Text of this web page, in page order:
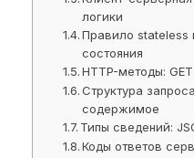
логики
Правило stateless
состояния
HTTP-методы:
Структура
содержимое
Типы сведений:
Коды ответов